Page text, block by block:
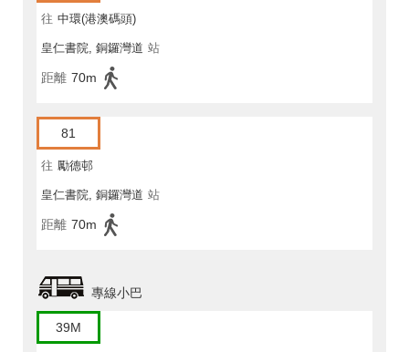
往 中環(港澳碼頭)
皇仁書院, 銅鑼灣道 站
距離 70m
81
往 勵德邨
皇仁書院, 銅鑼灣道 站
距離 70m
專線小巴
39M